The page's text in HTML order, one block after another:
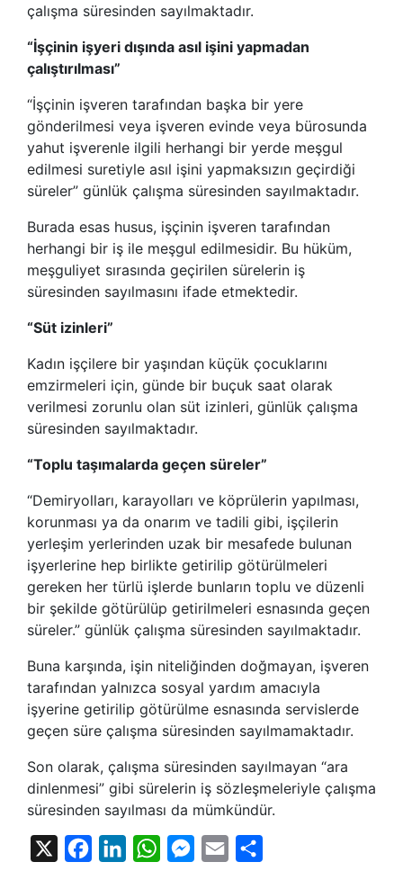
çalışma süresinden sayılmaktadır.
“İşçinin işyeri dışında asıl işini yapmadan
çalıştırılması”
“İşçinin işveren tarafından başka bir yere
gönderilmesi veya işveren evinde veya bürosunda
yahut işverenle ilgili herhangi bir yerde meşgul
edilmesi suretiyle asıl işini yapmaksızın geçirdiği
süreler” günlük çalışma süresinden sayılmaktadır.
Burada esas husus, işçinin işveren tarafından
herhangi bir iş ile meşgul edilmesidir. Bu hüküm,
meşguliyet sırasında geçirilen sürelerin iş
süresinden sayılmasını ifade etmektedir.
“Süt izinleri”
Kadın işçilere bir yaşından küçük çocuklarını
emzirmeleri için, günde bir buçuk saat olarak
verilmesi zorunlu olan süt izinleri, günlük çalışma
süresinden sayılmaktadır.
“Toplu taşımalarda geçen süreler”
“Demiryolları, karayolları ve köprülerin yapılması,
korunması ya da onarım ve tadili gibi, işçilerin
yerleşim yerlerinden uzak bir mesafede bulunan
işyerlerine hep birlikte getirilip götürülmeleri
gereken her türlü işlerde bunların toplu ve düzenli
bir şekilde götürülüp getirilmeleri esnasında geçen
süreler.” günlük çalışma süresinden sayılmaktadır.
Buna karşında, işin niteliğinden doğmayan, işveren
tarafından yalnızca sosyal yardım amacıyla
işyerine getirilip götürülme esnasında servislerde
geçen süre çalışma süresinden sayılmamaktadır.
Son olarak, çalışma süresinden sayılmayan “ara
dinlenmesi” gibi sürelerin iş sözleşmeleriyle çalışma
süresinden sayılması da mümkündür.
FacebookLinkedInWhatsAppMessenger
Email